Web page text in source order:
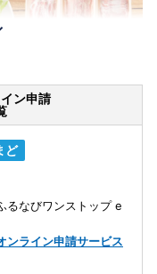
ン申請
ど
るなびワンストップ e
ンライン申請サービス